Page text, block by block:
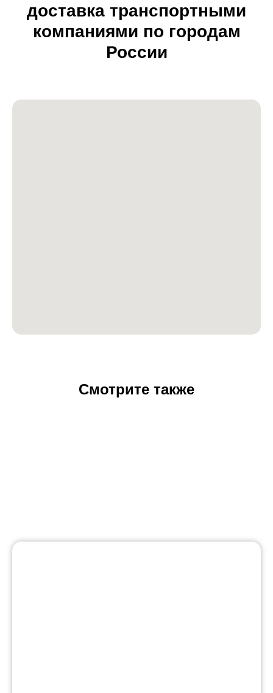
доставка транспортными
компаниями по городам
России
Смотрите также